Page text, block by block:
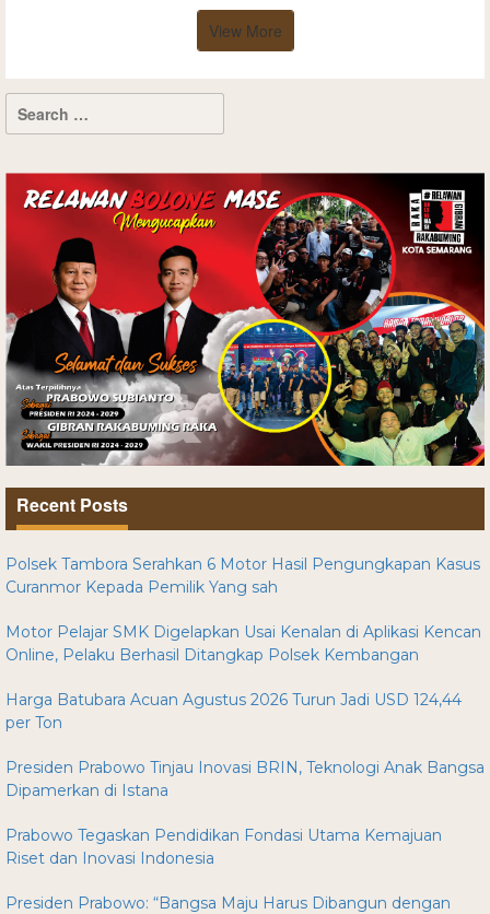
View More
Recent Posts
Polsek Tambora Serahkan 6 Motor Hasil Pengungkapan Kasus
Curanmor Kepada Pemilik Yang sah
Motor Pelajar SMK Digelapkan Usai Kenalan di Aplikasi Kencan
Online, Pelaku Berhasil Ditangkap Polsek Kembangan
Harga Batubara Acuan Agustus 2026 Turun Jadi USD 124,44
per Ton
Presiden Prabowo Tinjau Inovasi BRIN, Teknologi Anak Bangsa
Dipamerkan di Istana
Prabowo Tegaskan Pendidikan Fondasi Utama Kemajuan
Riset dan Inovasi Indonesia
Presiden Prabowo: “Bangsa Maju Harus Dibangun dengan